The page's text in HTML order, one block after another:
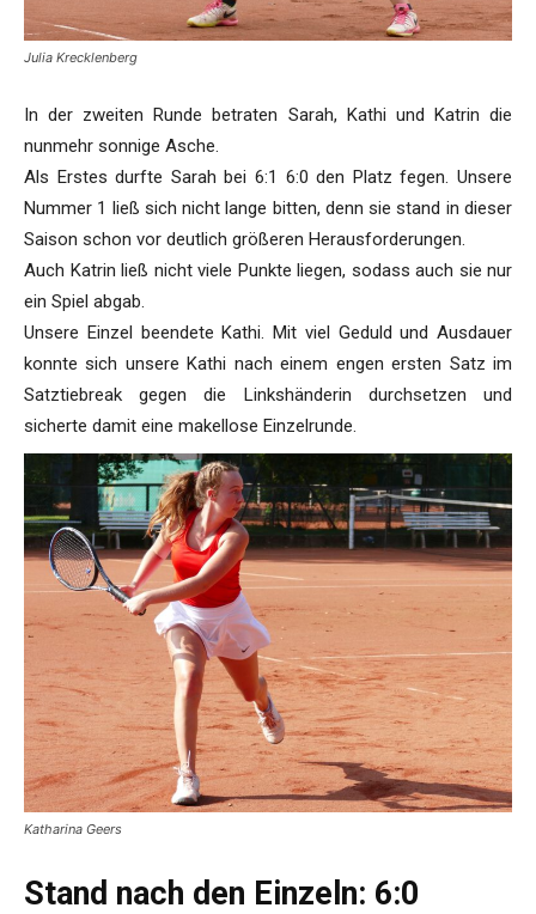
Julia Krecklenberg
In der zweiten Runde betraten Sarah, Kathi und Katrin die
nunmehr sonnige Asche.
Als Erstes durfte Sarah bei 6:1 6:0 den Platz fegen. Unsere
Nummer 1 ließ sich nicht lange bitten, denn sie stand in dieser
Saison schon vor deutlich größeren Herausforderungen.
Auch Katrin ließ nicht viele Punkte liegen, sodass auch sie nur
ein Spiel abgab.
Unsere Einzel beendete Kathi. Mit viel Geduld und Ausdauer
konnte sich unsere Kathi nach einem engen ersten Satz im
Satztiebreak gegen die Linkshänderin durchsetzen und
sicherte damit eine makellose Einzelrunde.
Katharina Geers
Stand nach den Einzeln: 6:0